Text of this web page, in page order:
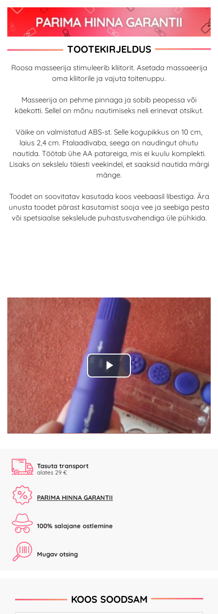
TOOTEKIRJELDUS
Roosa masseerija stimuleerib kliitorit. Asetada massaeerija
oma kliitorile ja vajuta toitenuppu.
Masseerija on pehme pinnaga ja sobib peopessa või
käekotti. Sellel on mõnu nautimiseks neli erinevat otsikut.
Väike on valmistatud ABS-st. Selle kogupikkus on 10 cm,
laius 2,4 cm. Ftalaadivaba, seega on naudingut ohutu
nautida. Töötab ühe AA patareiga, mis ei kuulu komplekti.
Lisaks on sekslelu täiesti veekindel, et saaksid nautida märgi
mänge.
Toodet on soovitatav kasutada koos veebaasil libestiga. Ära
unusta toodet pärast kasutamist sooja vee ja seebiga pesta
või spetsiaalse sekslelude puhastusvahendiga üle pühkida.
Play
Video
Tasuta transport
alates 29 €
PARIMA HINNA GARANTII
100% salajane ostlemine
Mugav otsing
KOOS SOODSAM